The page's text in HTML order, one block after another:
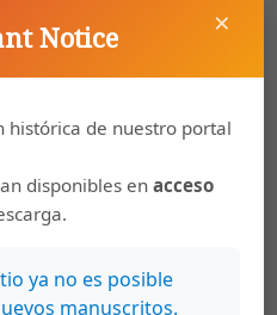
nosocomial: definición,
×
Notice
histórica de nuestro portal
disponibles enacceso
ya no es posible
manuscritos.